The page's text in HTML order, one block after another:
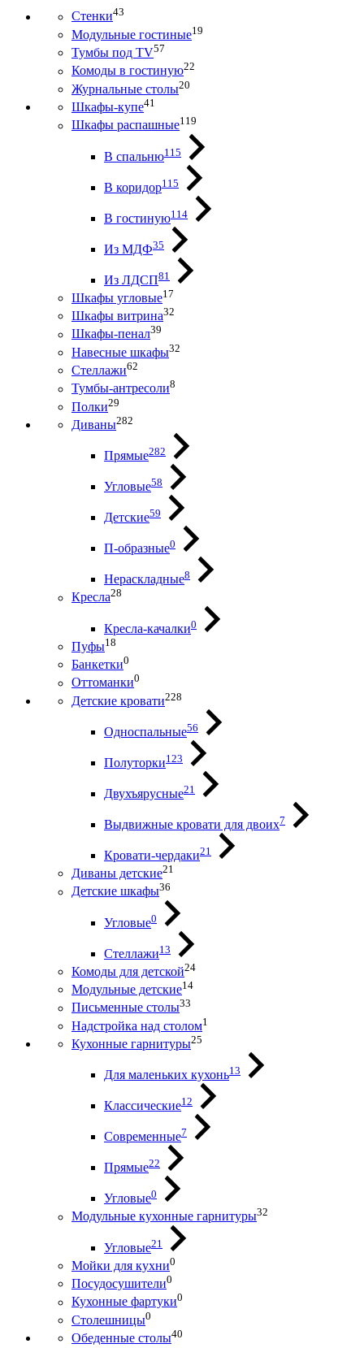
Стенки43
Модульные гостиные19
Тумбы под ТV57
Комоды в гостиную22
Журнальные столы20
Шкафы-купе41
Шкафы распашные119
В спальню115
В коридор115
В гостиную114
Из МДФ35
Из ЛДСП81
Шкафы угловые17
Шкафы витрина32
Шкафы-пенал39
Навесные шкафы32
Стеллажи62
Тумбы-антресоли8
Полки29
Диваны282
Прямые282
Угловые58
Детские59
П-образные0
Нераскладные8
Кресла28
Кресла-качалки0
Пуфы18
Банкетки0
Оттоманки0
Детские кровати228
Односпальные56
Полуторки123
Двухъярусные21
Выдвижные кровати для двоих7
Кровати-чердаки21
Диваны детские21
Детские шкафы36
Угловые0
Стеллажи13
Комоды для детской24
Модульные детские14
Письменные столы33
Надстройка над столом1
Кухонные гарнитуры25
Для маленьких кухонь13
Классические12
Современные7
Прямые22
Угловые0
Модульные кухонные гарнитуры32
Угловые21
Мойки для кухни0
Посудосушители0
Кухонные фартуки0
Столешницы0
Обеденные столы40